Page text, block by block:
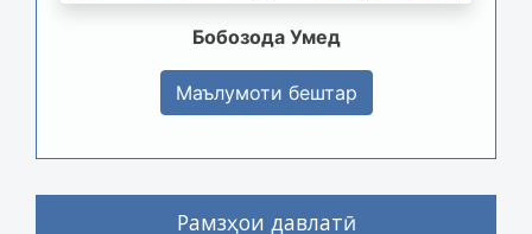
Бобозода Умед
Маълумоти бештар
Рамзҳои давлатӣ